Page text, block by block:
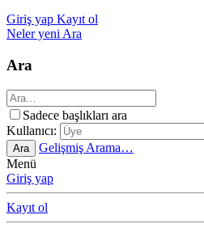
Giriş yap Kayıt ol
Neler yeniAra
Ara
Sadece başlıkları ara
Kullanıcı:
Ara
Gelişmiş Arama…
Menü
Giriş yap
Kayıt ol